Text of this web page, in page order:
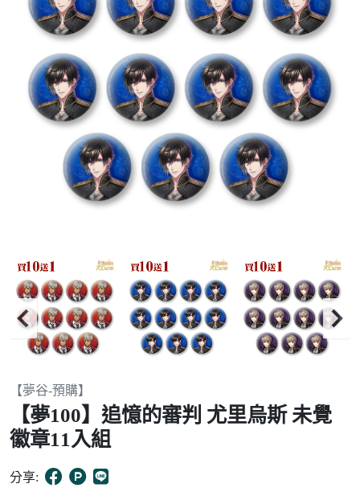
Item
of
15
【夢谷-預購】
【夢100】追憶的審判 尤里烏斯 未覺
徽章11入組
分享: